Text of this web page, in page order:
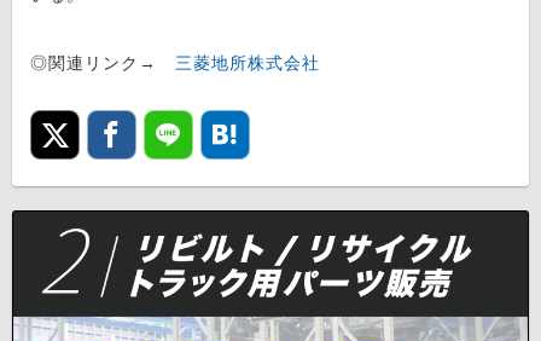
◎関連リンク→ 三菱地所株式会社